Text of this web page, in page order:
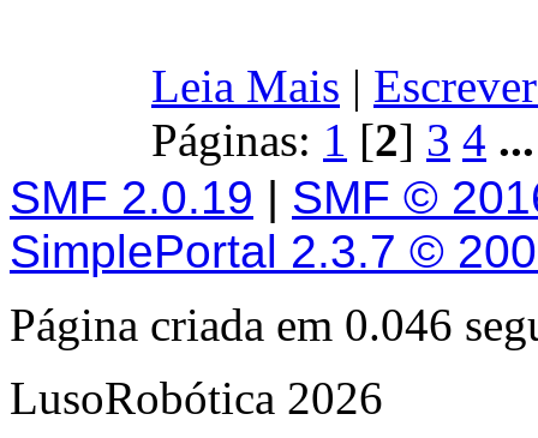
Leia Mais |
Páginas: 1 [2] 3 4
SMF 2.0.19 | SMF ©
SimplePortal 2.3.7 ©
Página criada em 0.046
LusoRobótica 2026